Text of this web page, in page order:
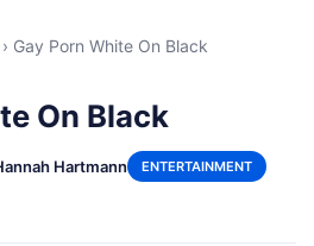
› Gay Porn White On Black
On Black
Hartmann ENTERTAINMENT